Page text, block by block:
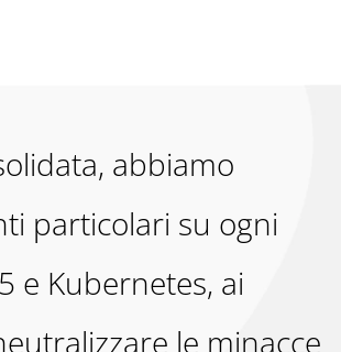
abbiamo
particolari su ogni
e Kubernetes, ai
le minacce